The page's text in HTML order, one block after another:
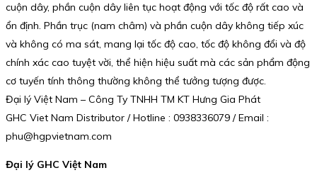
cuộn dây, phần cuộn dây liên tục hoạt động với tốc độ rất cao và
ổn định. Phần trục (nam châm) và phần cuộn dây không tiếp xúc
và không có ma sát, mang lại tốc độ cao, tốc độ không đổi và độ
chính xác cao tuyệt vời, thể hiện hiệu suất mà các sản phẩm động
cơ tuyến tính thông thường không thể tưởng tượng được.
Đại lý Việt Nam – Công Ty TNHH TM KT Hưng Gia Phát
GHC Viet Nam Distributor / Hotline : 0938336079 / Email :
phu@hgpvietnam.com
Đại lý GHC Việt Nam